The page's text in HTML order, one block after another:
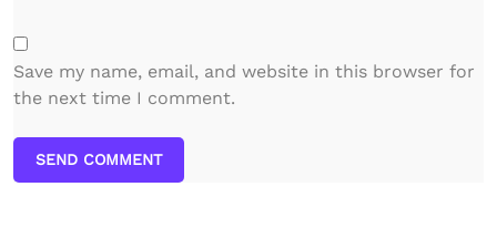
Save my name, email, and website in this browser for
the next time I comment.
SEND COMMENT